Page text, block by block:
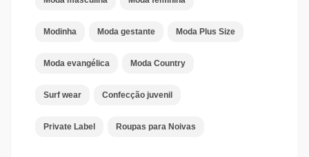
Modinha Moda gestante Moda Plus Size
Moda evangélica Moda Country
Surf wear Confecção juvenil
Private Label Roupas para Noivas